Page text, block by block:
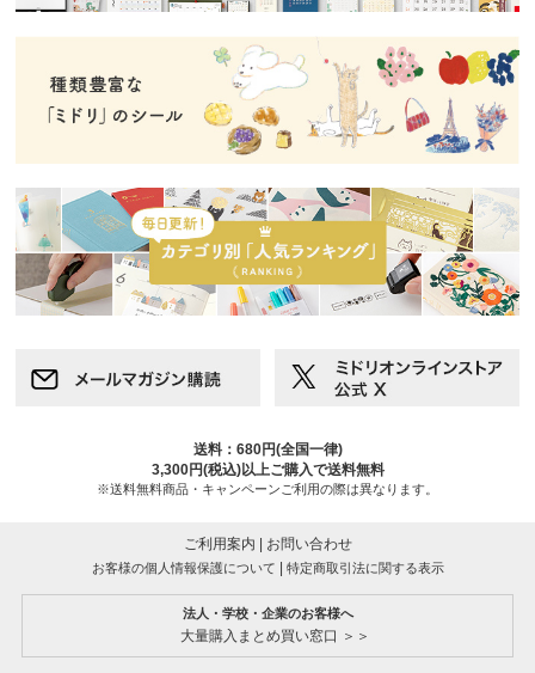
送料：680円(全国一律)
3,300円(税込)以上ご購入で送料無料
※送料無料商品・キャンペーンご利用の際は異なります。
ご利用案内 お問い合わせ
お客様の個人情報保護について 特定商取引法に関する表示
法人・学校・企業のお客様へ
大量購入まとめ買い窓口 ＞＞